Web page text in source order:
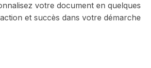
votre document en quelques
et succès dans votre démarche